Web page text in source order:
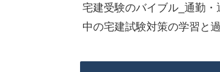
宅建受験のバイブル_通勤・
中の宅建試験対策の学習と